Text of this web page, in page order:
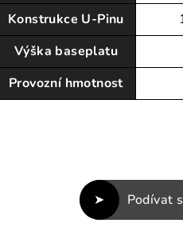
Konstrukce U-Pinu
Výška baseplatu
Provozní hmotnost
Podívat